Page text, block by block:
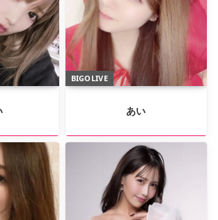
BIGOLIVE
あい